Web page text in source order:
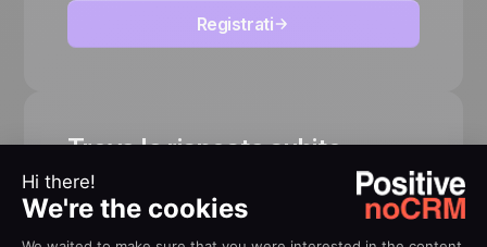
Registrati
Trova la risposta subito
Esplora le nostre guide, tutorial e articoli
dettagliati per trovare rapidamente le risposte
che cerchi.